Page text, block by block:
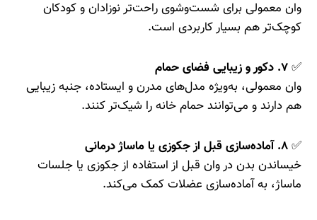
وان معمولی برای شست‌وشوی راحت‌تر نوزادان و کودکان
کوچک‌تر هم بسیار کاربردی است.
✅۷. دکور و زیبایی فضای حمام
وان معمولی، به‌ویژه مدل‌های مدرن و ایستاده، جنبه زیبایی
هم دارند و می‌توانند حمام خانه را شیک‌تر کنند.
✅۸. آماده‌سازی قبل از جکوزی یا ماساژ درمانی
خیساندن بدن در وان قبل از استفاده از جکوزی یا جلسات
ماساژ، به آماده‌سازی عضلات کمک می‌کند.